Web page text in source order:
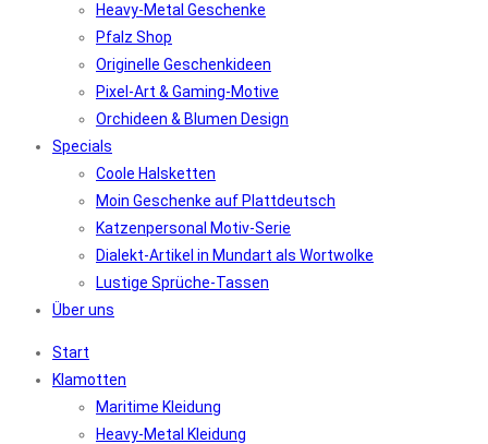
Heavy-Metal Geschenke
Pfalz Shop
Originelle Geschenkideen
Pixel-Art & Gaming-Motive
Orchideen & Blumen Design
Specials
Coole Halsketten
Moin Geschenke auf Plattdeutsch
Katzenpersonal Motiv-Serie
Dialekt-Artikel in Mundart als Wortwolke
Lustige Sprüche-Tassen
Über uns
Start
Klamotten
Maritime Kleidung
Heavy-Metal Kleidung